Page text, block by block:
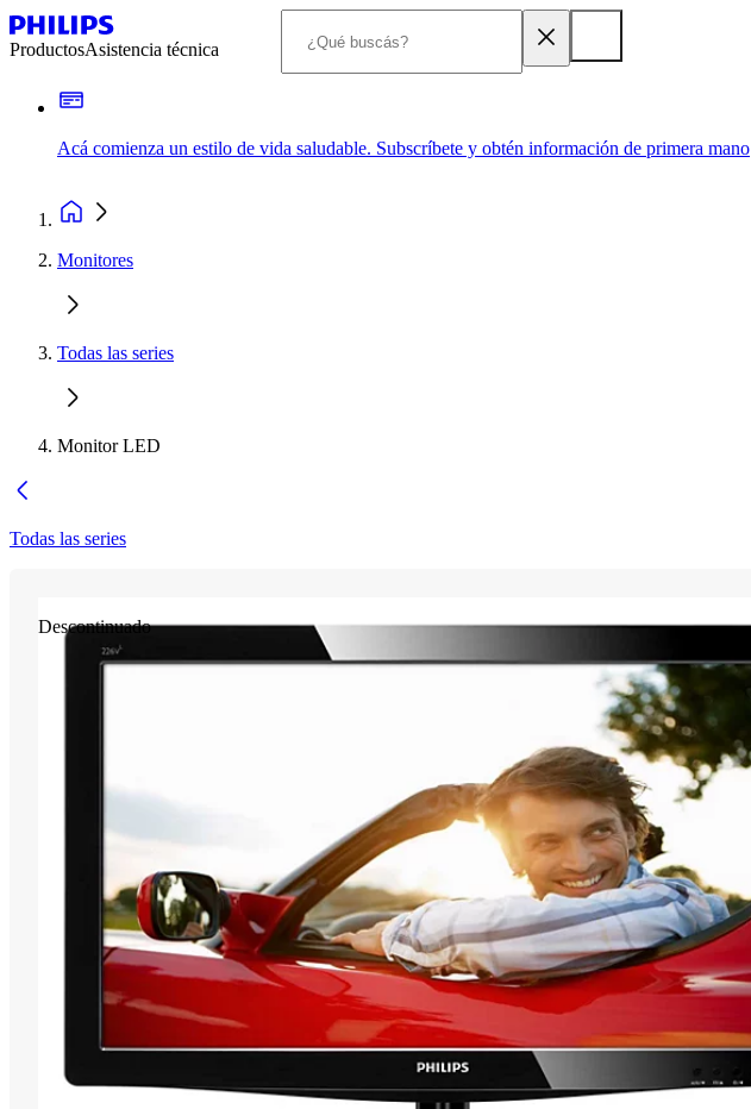
ProductosAsistencia técnica
Acá comienza un estilo de vida saludable. Subscríbete y obtén información de primera mano
Monitores
Todas las series
Monitor LED
Todas las series
Descontinuado